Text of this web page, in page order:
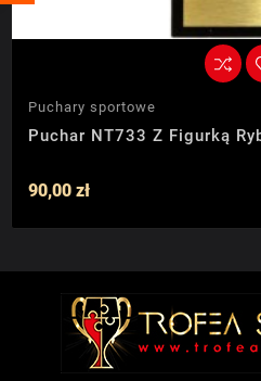
Puchary sportowe
Puchar NT733 Z Figurką
90,00 zł